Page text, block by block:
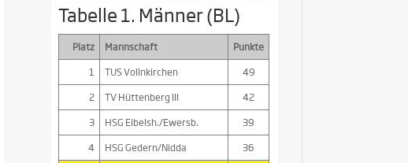
Tabelle 1. Männer (BL)
Platz Mannschaft
Punkte
1
TUS Vollnkirchen
49
2
TV Hüttenberg III
42
3
HSG Eibelsh./Ewersb.
39
4
HSG Gedern/Nidda
36